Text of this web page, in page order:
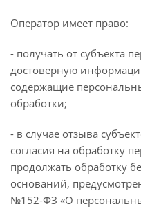
Оператор имеет право:
- получать от субъекта
достоверную
содержащие
обработки;
- в случае отзыва
согласия на обработку
продолжать обработку
оснований,
№152-ФЗ «О